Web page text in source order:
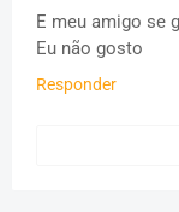
E meu amigo se
Eu não gosto
Responder